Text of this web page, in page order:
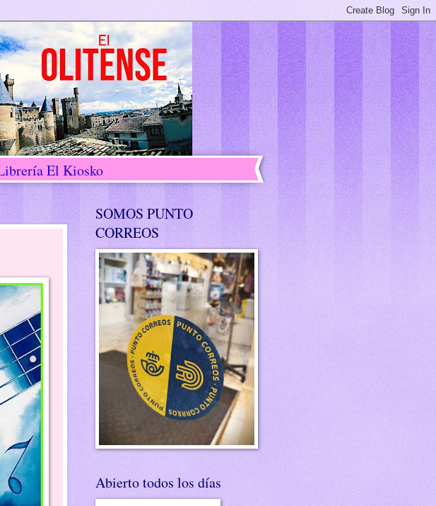
El Kiosko
SOMOS PUNTO
CORREOS
Abierto todos los días